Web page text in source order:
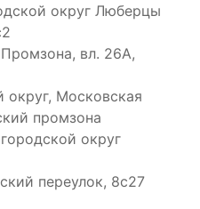
округ Люберцы
вл. 26А,
округ, Московская
промзона
округ
переулок, 8с27